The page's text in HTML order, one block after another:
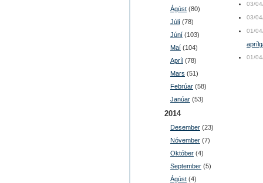
Ágúst (80)
Júlí (78)
Júní (103)
Maí (104)
Apríl (78)
Mars (51)
Febrúar (58)
Janúar (53)
2014
Desember (23)
Nóvember (7)
Október (4)
September (5)
Ágúst (4)
03/
03/
01/
01/